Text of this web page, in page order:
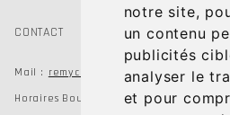
notre site,
un contenu
publicités
analyser le
et pour
CONTACT
Mail : remychausseur@gmail.com
Horaires Boutiques du mardi au samedi